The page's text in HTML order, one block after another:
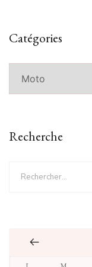
Catégories
Recherche